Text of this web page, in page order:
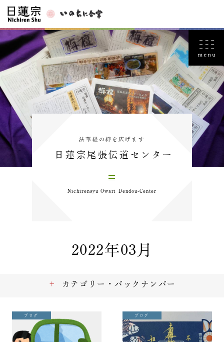
法華経の絆を広げます
日蓮宗尾張伝道センター
Nichirensyu Owari Dendou-Center
2022年03月
ブログ ブログ
カテゴリー・バックナンバー